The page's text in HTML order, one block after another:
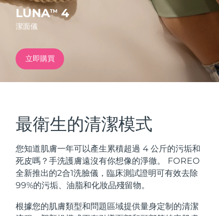
LUNATM4
潔面儀
立即購買
最衛生的清潔模式
您知道肌膚一年可以產生累積超過 4 公斤的污垢和
死皮嗎？手洗護膚遠沒有你想像的淨徹。 FOREO
全新推出的2合1洗臉儀，臨床測試證明可有效去除
99%的污垢、油脂和化妝品殘留物。
根據您的肌膚類型和問題區域提供量身定制的清潔
特別優惠
紅光療法
面部清潔
LUNA™ 4 套裝
Anti-aging massage
緊致提拉
BEAR™ 2 套裝
Microcurrent toning
法國 預計送達日期
德國 預計送達日期
加拿大 預計送達日期 8/12/26
奧地利 預計送達日期
比利時 預計送達日期8/8/26
百慕達 預計送達日期
波士尼亞與赫塞哥維納 預計送達日期8/11/26